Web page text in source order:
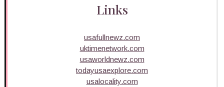
Links
usafullnewz.com
uktimenetwork.com
usaworldnewz.com
todayusaexplore.com
usalocality.com